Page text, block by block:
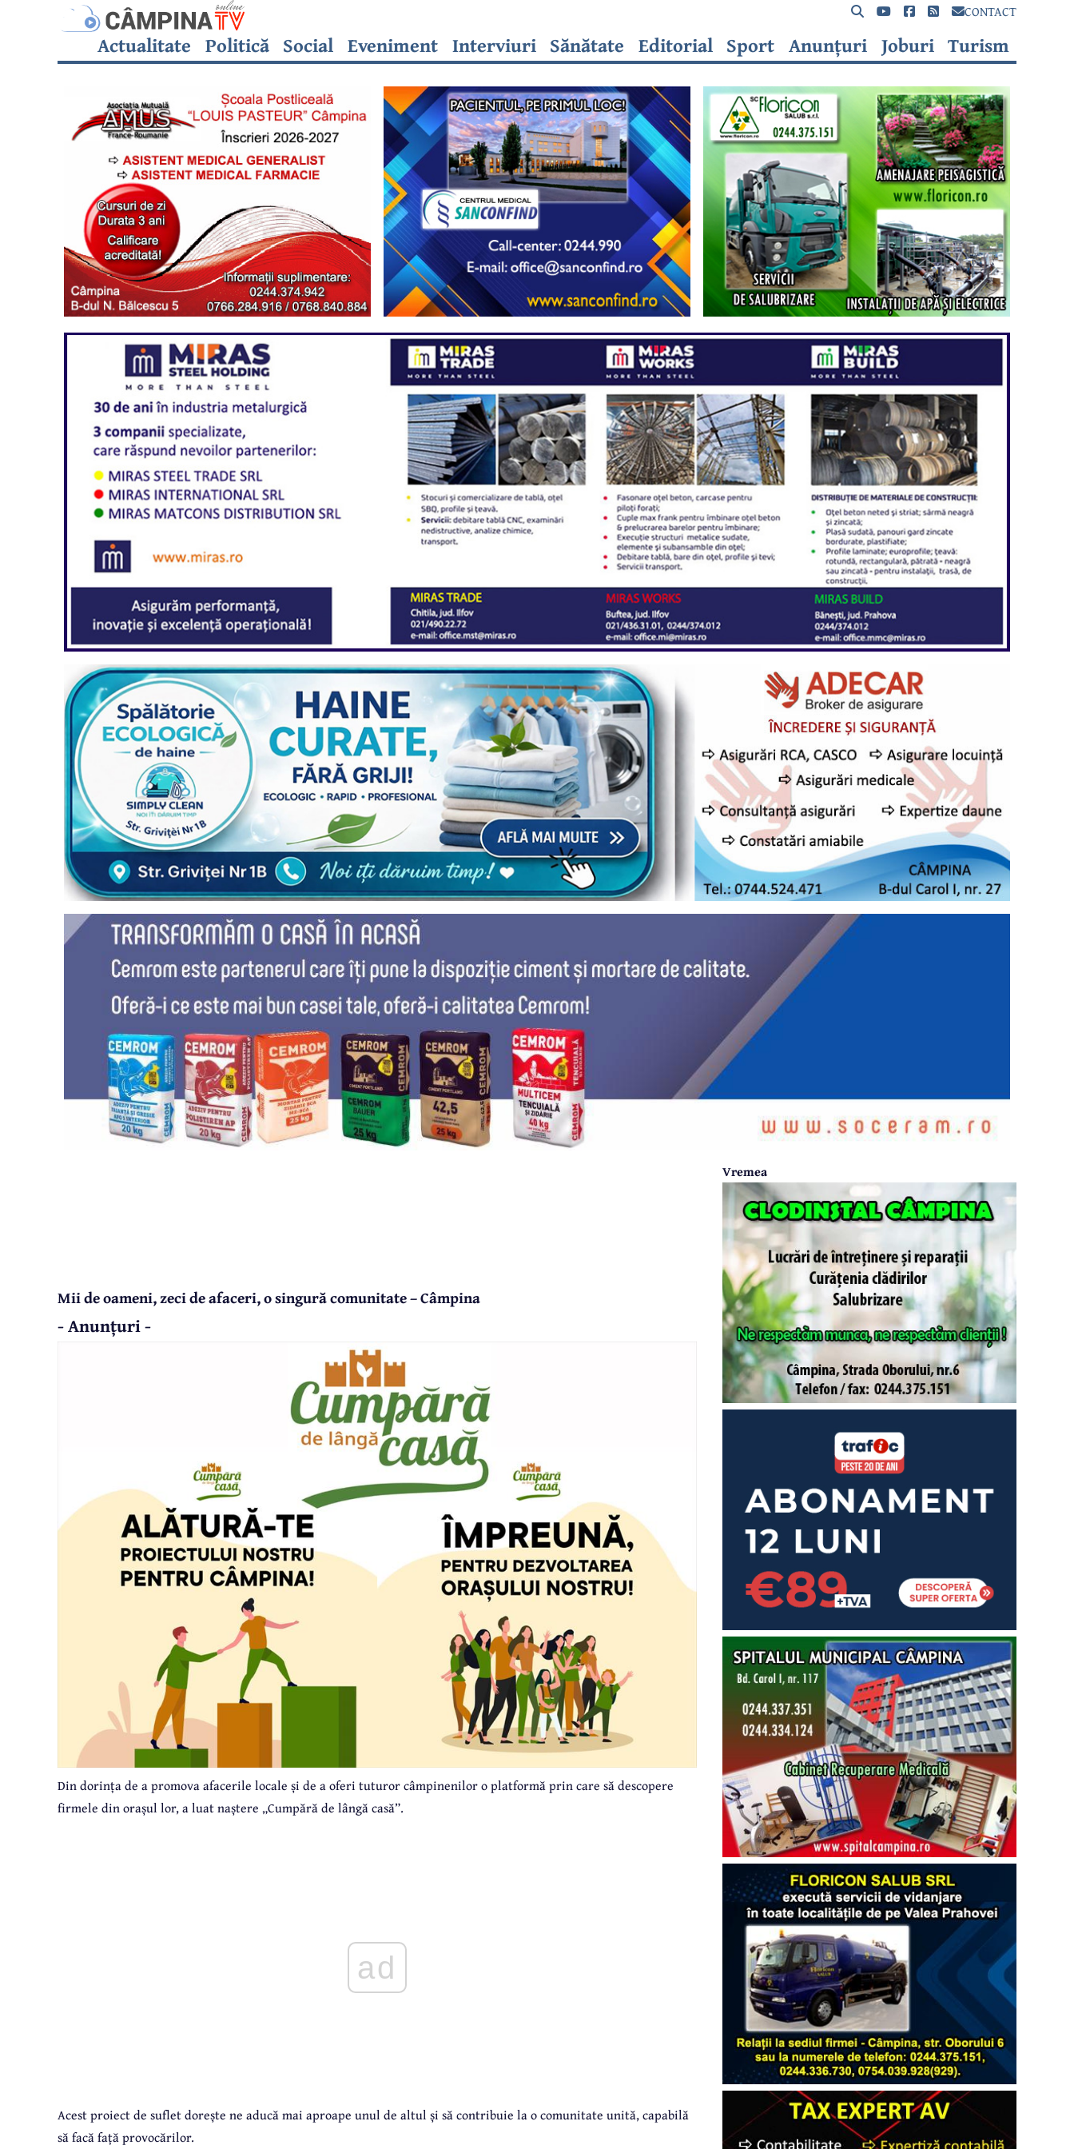
CONTACT
Actualitate Politică Social Eveniment Interviuri Sănătate Editorial Sport Anunțuri Joburi Turism
Mii de oameni, zeci de afaceri, o singură comunitate – Câmpina
- Anunțuri -
Din dorința de a promova afacerile locale și de a oferi tuturor câmpinenilor o platformă prin care să descopere
firmele din orașul lor, a luat naștere „Cumpără de lângă casă”.
ad
Acest proiect de suflet dorește ne aducă mai aproape unul de altul și să contribuie la o comunitate unită, capabilă
să facă față provocărilor.
Vremea